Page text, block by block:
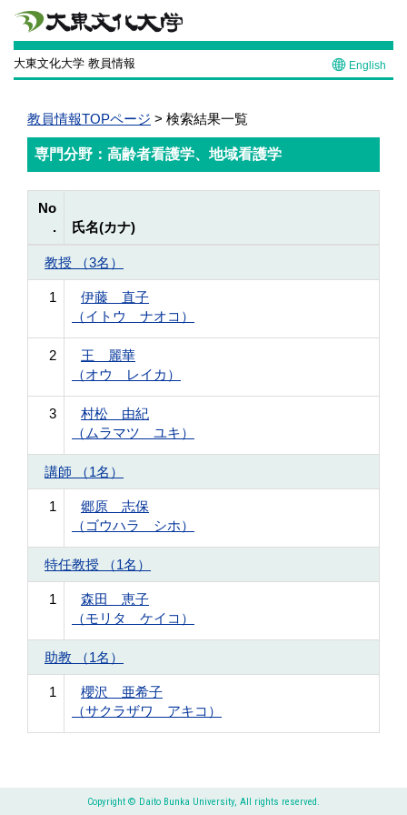
大東文化大学 教員情報 English
教員情報TOPページ > 検索結果一覧
専門分野：高齢者看護学、地域看護学
No
.
氏名(カナ)
教授 （3名）
1
伊藤 直子
（イトウ ナオコ）
2
王 麗華
（オウ レイカ）
3
村松 由紀
（ムラマツ ユキ）
講師 （1名）
1
郷原 志保
（ゴウハラ シホ）
特任教授 （1名）
1
森田 恵子
（モリタ ケイコ）
助教 （1名）
1
櫻沢 亜希子
（サクラザワ アキコ）
Copyright © Daito Bunka University, All rights reserved.